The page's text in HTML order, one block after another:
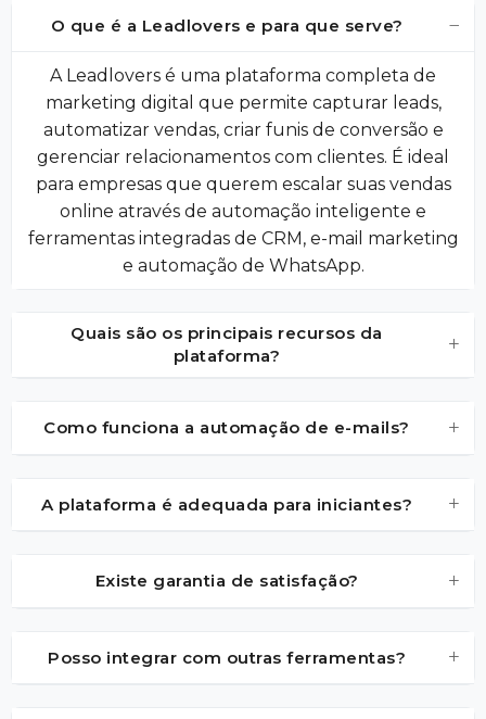
O que é a Leadlovers e para que serve? −
A Leadlovers é uma plataforma completa de
marketing digital que permite capturar leads,
automatizar vendas, criar funis de conversão e
gerenciar relacionamentos com clientes. É ideal
para empresas que querem escalar suas vendas
online através de automação inteligente e
ferramentas integradas de CRM, e-mail marketing
e automação de WhatsApp.
Quais são os principais recursos da
plataforma?
+
Como funciona a automação de e-mails? +
A plataforma é adequada para iniciantes? +
Existe garantia de satisfação? +
Posso integrar com outras ferramentas? +